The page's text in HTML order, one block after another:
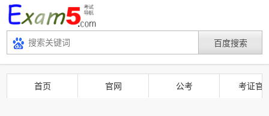
首页 官网 公考 考证官